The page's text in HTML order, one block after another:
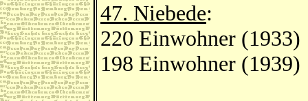
47. Niebede:
220 Einwohner (1933)
198 Einwohner (1939)